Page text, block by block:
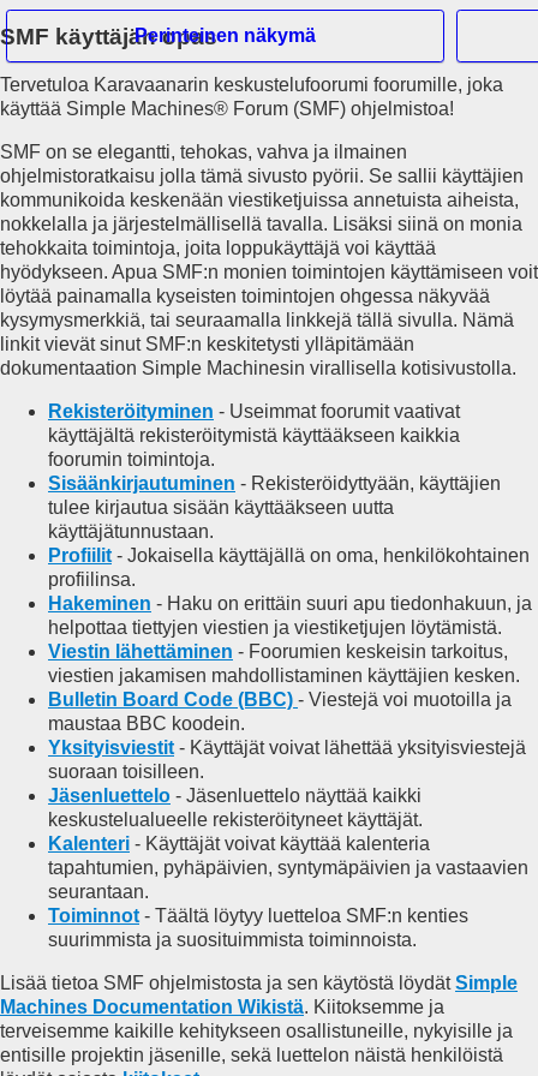
SMF käyttäjän opas
Tervetuloa Karavaanarin keskustelufoorumi foorumille, joka
käyttää Simple Machines® Forum (SMF) ohjelmistoa!
SMF on se elegantti, tehokas, vahva ja ilmainen
ohjelmistoratkaisu jolla tämä sivusto pyörii. Se sallii käyttäjien
kommunikoida keskenään viestiketjuissa annetuista aiheista,
nokkelalla ja järjestelmällisellä tavalla. Lisäksi siinä on monia
tehokkaita toimintoja, joita loppukäyttäjä voi käyttää
hyödykseen. Apua SMF:n monien toimintojen käyttämiseen voit
löytää painamalla kyseisten toimintojen ohgessa näkyvää
kysymysmerkkiä, tai seuraamalla linkkejä tällä sivulla. Nämä
linkit vievät sinut SMF:n keskitetysti ylläpitämään
dokumentaation Simple Machinesin virallisella kotisivustolla.
Rekisteröityminen - Useimmat foorumit vaativat
käyttäjältä rekisteröitymistä käyttääkseen kaikkia
foorumin toimintoja.
Sisäänkirjautuminen - Rekisteröidyttyään, käyttäjien
tulee kirjautua sisään käyttääkseen uutta
käyttäjätunnustaan.
Profiilit- Jokaisella käyttäjällä on oma, henkilökohtainen
profiilinsa.
Hakeminen - Haku on erittäin suuri apu tiedonhakuun, ja
helpottaa tiettyjen viestien ja viestiketjujen löytämistä.
Viestin lähettäminen - Foorumien keskeisin tarkoitus,
viestien jakamisen mahdollistaminen käyttäjien kesken.
Bulletin Board Code (BBC) - Viestejä voi muotoilla ja
maustaa BBC koodein.
Yksityisviestit- Käyttäjät voivat lähettää yksityisviestejä
suoraan toisilleen.
Jäsenluettelo - Jäsenluettelo näyttää kaikki
keskustelualueelle rekisteröityneet käyttäjät.
Kalenteri - Käyttäjät voivat käyttää kalenteria
tapahtumien, pyhäpäivien, syntymäpäivien ja vastaavien
seurantaan.
Toiminnot- Täältä löytyy luetteloa SMF:n kenties
suurimmista ja suosituimmista toiminnoista.
Lisää tietoa SMF ohjelmistosta ja sen käytöstä löydätSimple
Machines Documentation Wikistä. Kiitoksemme ja
terveisemme kaikille kehitykseen osallistuneille, nykyisille ja
entisille projektin jäsenille, sekä luettelon näistä henkilöistä
Perinteinen näkymä
Hei Vieras
Etusivu
Haku
Tuoreita viestejä
Rekisteröidy
Kirjaudu
Mobile View